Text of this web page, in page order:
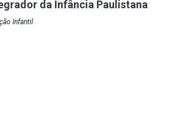
da Infância Paulistana
Infantil